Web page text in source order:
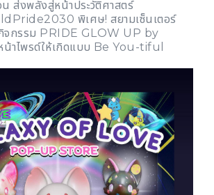
น ส่งพลังสู่หน้าประวัติศาสตร์
พิเศษ! สยามเซ็นเตอร์
จกรรม PRIDE GLOW UP by
าไพรด์ให้เกิดแบบ Be You-tiful